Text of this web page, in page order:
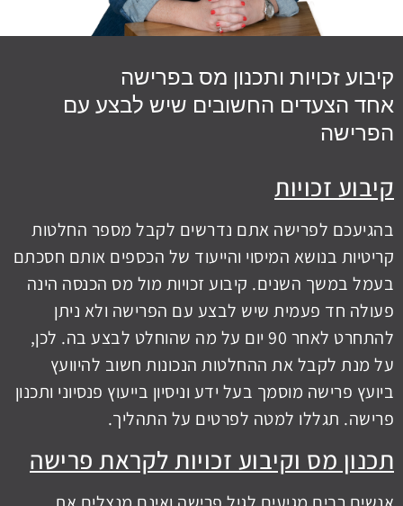
קיבוע זכויות ותכנון מס בפרישה
אחד הצעדים החשובים שיש לבצע עם
הפרישה
קיבוע זכויות
בהגיעכם לפרישה אתם נדרשים לקבל מספר החלטות
קריטיות בנושא המיסוי והייעוד של הכספים אותם חסכתם
בעמל במשך השנים. קיבוע זכויות מול מס הכנסה הינה
פעולה חד פעמית שיש לבצע עם הפרישה ולא ניתן
להתחרט לאחר 90 יום על מה שהוחלט לבצע בה. לכן,
על מנת לקבל את ההחלטות הנכונות חשוב להיוועץ
ביועץ פרישה מוסמך בעל ידע וניסיון בייעוץ פנסיוני ותכנון
פרישה. תגללו למטה לפרטים על התהליך.
תכנון מס וקיבוע זכויות לקראת פרישה